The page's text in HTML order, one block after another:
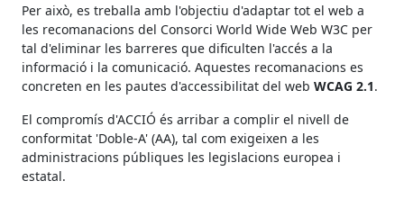
Per això, es treballa amb l'objectiu d'adaptar tot el web a
les recomanacions del Consorci World Wide Web W3C per
tal d'eliminar les barreres que dificulten l'accés a la
informació i la comunicació. Aquestes recomanacions es
concreten en les pautes d'accessibilitat del web WCAG 2.1.
El compromís d'ACCIÓ és arribar a complir el nivell de
conformitat 'Doble-A' (AA), tal com exigeixen a les
administracions públiques les legislacions europea i
estatal.